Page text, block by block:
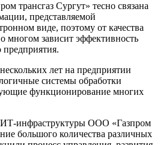
трансгаз Сургут» тесно связана
представляемой
виде, поэтому от качества
многом зависит эффективность
лет на предприятии
системы обработки
функционирование многих
ИТ-инфраструктуры ООО «Газпром
большого количества различных